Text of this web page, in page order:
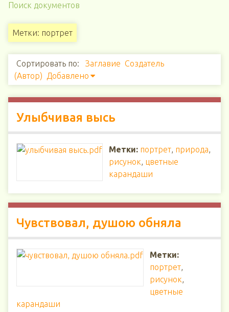
Поиск документов
Метки: портрет
Сортировать по: Заглавие Создатель
(Автор)
Добавлено
Улыбчивая высь
Метки: портрет, природа,
рисунок, цветные
карандаши
Чувствовал, душою обняла
Метки:
портрет,
рисунок,
цветные
карандаши